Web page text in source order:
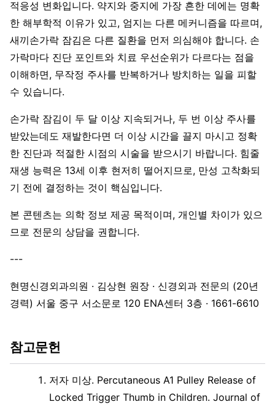
적응성 변화입니다. 약지와 중지에 가장 흔한 데에는 명확
한 해부학적 이유가 있고, 엄지는 다른 메커니즘을 따르며,
새끼손가락 잠김은 다른 질환을 먼저 의심해야 합니다. 손
가락마다 진단 포인트와 치료 우선순위가 다르다는 점을
이해하면, 무작정 주사를 반복하거나 방치하는 일을 피할
수 있습니다.
손가락 잠김이 두 달 이상 지속되거나, 두 번 이상 주사를
받았는데도 재발한다면 더 이상 시간을 끌지 마시고 정확
한 진단과 적절한 시점의 시술을 받으시기 바랍니다. 힘줄
재생 능력은 13세 이후 현저히 떨어지므로, 만성 고착화되
기 전에 결정하는 것이 핵심입니다.
본 콘텐츠는 의학 정보 제공 목적이며, 개인별 차이가 있으
므로 전문의 상담을 권합니다.
---
현명신경외과의원 · 김상현 원장 · 신경외과 전문의 (20년
경력) 서울 중구 서소문로 120 ENA센터 3층 · 1661-6610
참고문헌
저자 미상. Percutaneous A1 Pulley Release of
Locked Trigger Thumb in Children. Journal of